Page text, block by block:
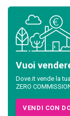
Vuoi
Dove.it vende la
ZERO
VENDI CON